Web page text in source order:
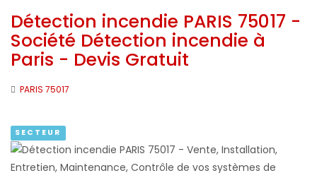
Détection incendie PARIS 75017 -
Société Détection incendie à
Paris - Devis Gratuit
PARIS 75017
SECTEUR